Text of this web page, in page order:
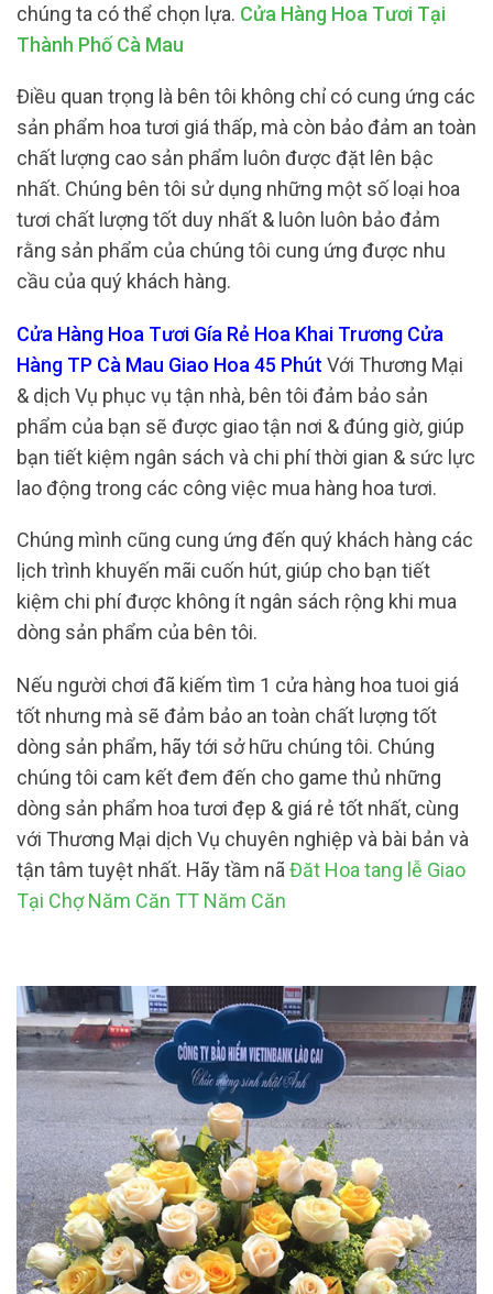
chúng ta có thể chọn lựa. Cửa Hàng Hoa Tươi Tại
Thành Phố Cà Mau
Điều quan trọng là bên tôi không chỉ có cung ứng các
sản phẩm hoa tươi giá thấp, mà còn bảo đảm an toàn
chất lượng cao sản phẩm luôn được đặt lên bậc
nhất. Chúng bên tôi sử dụng những một số loại hoa
tươi chất lượng tốt duy nhất & luôn luôn bảo đảm
rằng sản phẩm của chúng tôi cung ứng được nhu
cầu của quý khách hàng.
Cửa Hàng Hoa Tươi Gía Rẻ Hoa Khai Trương Cửa
Hàng TP Cà Mau Giao Hoa 45 Phút Với Thương Mại
& dịch Vụ phục vụ tận nhà, bên tôi đảm bảo sản
phẩm của bạn sẽ được giao tận nơi & đúng giờ, giúp
bạn tiết kiệm ngân sách và chi phí thời gian & sức lực
lao động trong các công việc mua hàng hoa tươi.
Chúng mình cũng cung ứng đến quý khách hàng các
lịch trình khuyến mãi cuốn hút, giúp cho bạn tiết
kiệm chi phí được không ít ngân sách rộng khi mua
dòng sản phẩm của bên tôi.
Nếu người chơi đã kiếm tìm 1 cửa hàng hoa tuoi giá
tốt nhưng mà sẽ đảm bảo an toàn chất lượng tốt
dòng sản phẩm, hãy tới sở hữu chúng tôi. Chúng
chúng tôi cam kết đem đến cho game thủ những
dòng sản phẩm hoa tươi đẹp & giá rẻ tốt nhất, cùng
với Thương Mại dịch Vụ chuyên nghiệp và bài bản và
tận tâm tuyệt nhất. Hãy tầm nã Đăt Hoa tang lễ Giao
Tại Chợ Năm Căn TT Năm Căn